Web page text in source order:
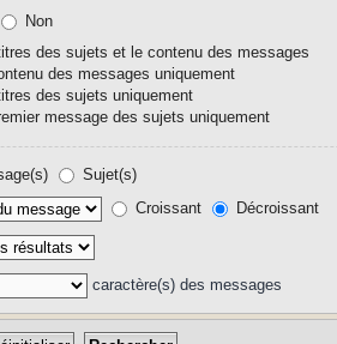
Non
des sujets et le contenu des messages
des messages uniquement
des sujets uniquement
message des sujets uniquement
Sujet(s)
Croissant Décroissant
caractère(s) des messages